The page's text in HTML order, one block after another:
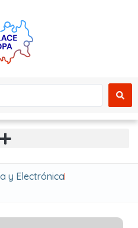
y Electrónica